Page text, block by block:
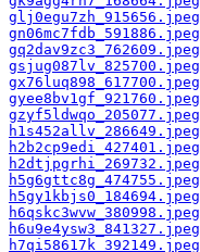
glj0egu7zh_915656.jpeg
gn06mc7fdb_591886.jpeg
gq2dav9zc3_762609.jpeg
gsjug087lv_825700.jpeg
gx76luq898_617700.jpeg
gyee8bv1gf_921760.jpeg
gzyf5ldwqo_205077.jpeg
h1s452allv_286649.jpeg
h2b2cp9edi_427401.jpeg
h2dtjpgrhi_269732.jpeg
h5g6gttc8g_474755.jpeg
h5gy1kbjs0_184694.jpeg
h6qskc3wvw_380998.jpeg
h6u9e4ysw3_841327.jpeg
h7qi58617k_392149.jpeg